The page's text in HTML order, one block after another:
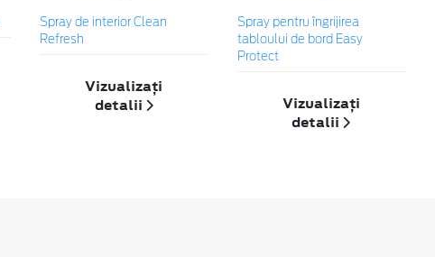
Spray de interior Clean
Refresh
Vizualizați
detalii
Spray pentru îngrijirea
tabloului de bord Easy
Protect
Vizualizați
detalii